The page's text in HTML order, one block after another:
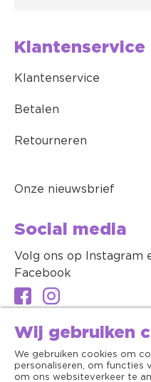
Klantenservice
Klantenservice
Betalen
Retourneren
Onze nieuwsbrief
Social media
Volg ons op Instagram
Facebook
Wij gebruiken
We gebruiken cookies om
personaliseren, om functies
om ons websiteverkeer te